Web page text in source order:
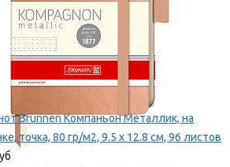
Brunnen Компаньон Металлик, на
точка, 80 гр/м2, 9.5 х 12.8 см, 96 листов